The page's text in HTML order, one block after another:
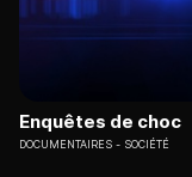
Enquêtes de choc
DOCUMENTAIRES SOCIÉTÉ